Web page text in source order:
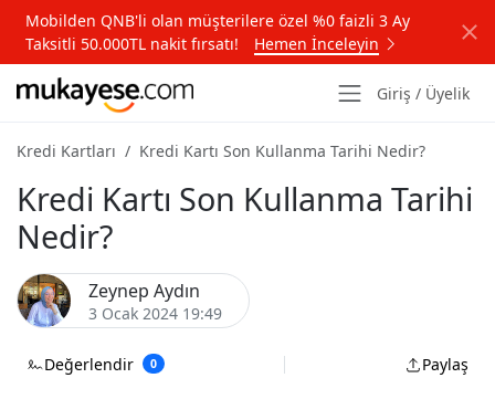
Mobilden QNB'li olan müşterilere özel %0 faizli 3 Ay
Taksitli 50.000TL nakit fırsatı!
Hemen İnceleyin
Giriş / Üyelik
Kredi Kartları Kredi Kartı Son Kullanma Tarihi Nedir?
Kredi Kartı Son Kullanma Tarihi
Nedir?
Zeynep Aydın
3 Ocak 2024 19:49
Değerlendir 0 Paylaş